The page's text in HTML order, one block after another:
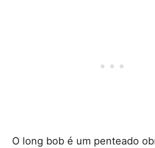
O long bob é um penteado